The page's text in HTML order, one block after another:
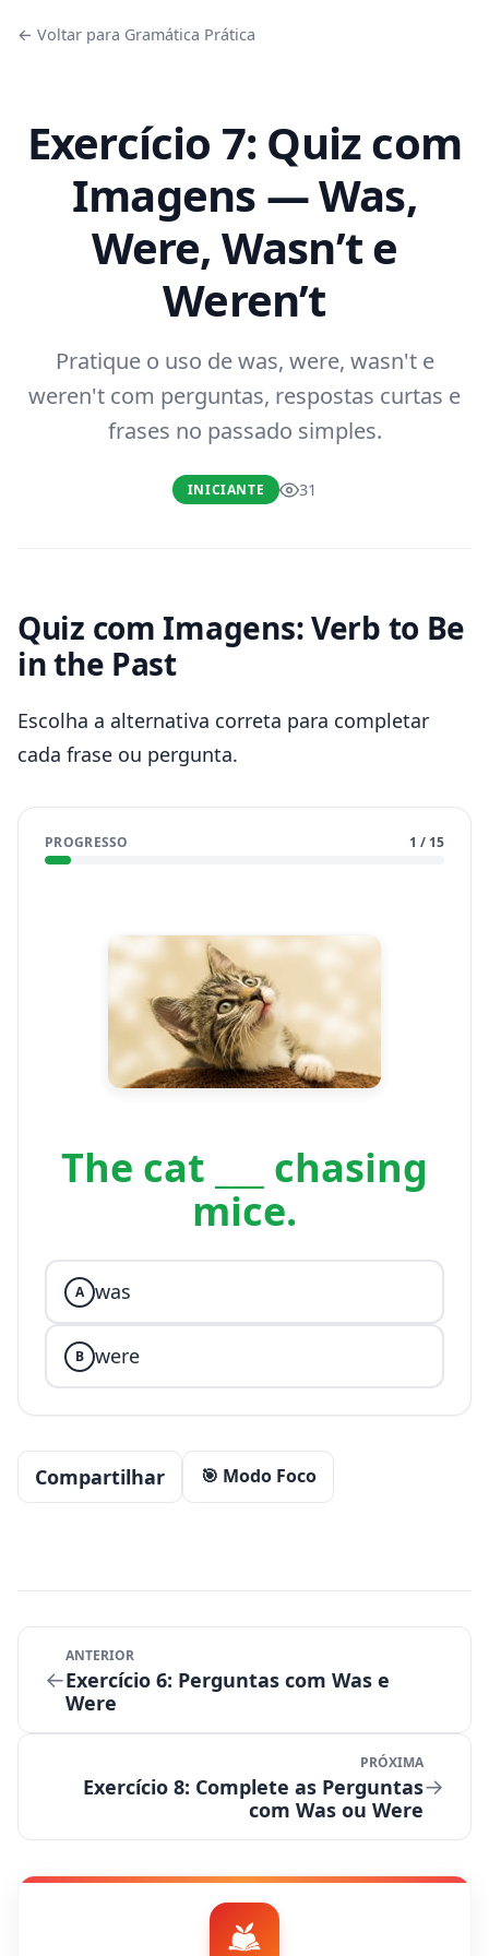
← Voltar para Gramática Prática
Exercício 7: Quiz com
Imagens — Was,
Were, Wasn’t e
Weren’t
Pratique o uso de was, were, wasn't e
weren't com perguntas, respostas curtas e
frases no passado simples.
INICIANTE 31
Quiz com Imagens: Verb to Be
in the Past
Escolha a alternativa correta para completar
cada frase ou pergunta.
PROGRESSO 1 / 15
The cat ___ chasing
mice.
A was
B were
Compartilhar 🎯 Modo Foco
←
ANTERIOR
Exercício 6: Perguntas com Was e
Were
PRÓXIMA
Exercício 8: Complete as Perguntas
com Was ou Were
→